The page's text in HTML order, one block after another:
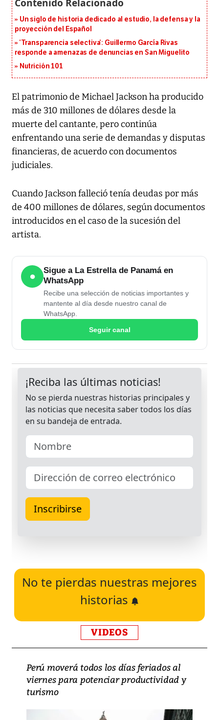
Un siglo de historia dedicado al estudio, la defensa y la
proyección del Español
‘Transparencia selectiva’: Guillermo García Rivas
responde a amenazas de denuncias en San Miguelito
Nutrición 101
El patrimonio de Michael Jackson ha producido
más de 310 millones de dólares desde la
muerte del cantante, pero continúa
enfrentando una serie de demandas y disputas
financieras, de acuerdo con documentos
judiciales.
Cuando Jackson falleció tenía deudas por más
de 400 millones de dólares, según documentos
introducidos en el caso de la sucesión del
artista.
●
Sigue a La Estrella de Panamá en
WhatsApp
Recibe una selección de noticias importantes y
mantente al día desde nuestro canal de
WhatsApp.
Seguir canal
No te pierdas nuestras mejores
historias
VIDEOS
Perú moverá todos los días feriados al
viernes para potenciar productividad y
turismo